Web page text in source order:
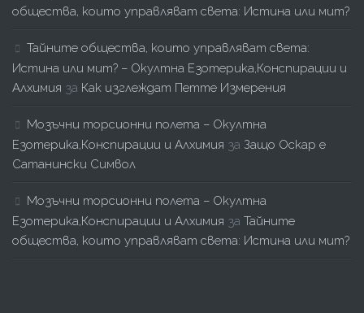
общества, които управляват света: Истина или мит?
Тайните общества, които управляват света:
Истина или мит? – Окултна Езотерика,Конспирации и
Алхимия за Как изглеждат Петте Измерения
Мозъчни торсионни полета – Окултна
Езотерика,Конспирации и Алхимия за Защо Оскар е
Сатанински Символ
Мозъчни торсионни полета – Окултна
Езотерика,Конспирации и Алхимия за Тайните
общества, които управляват света: Истина или мит?